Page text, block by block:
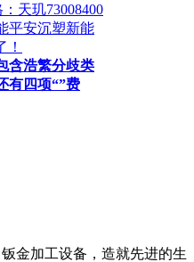
天玑73008400
平安沉塑新能
！
含浩繁分歧类
有四项“”费
金加工设备，造就先进的生